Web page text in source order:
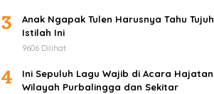
3
Anak Ngapak Tulen Harusnya Tahu Tujuh
Istilah Ini
9606 Dilihat
4
Ini Sepuluh Lagu Wajib di Acara Hajatan
Wilayah Purbalingga dan Sekitar